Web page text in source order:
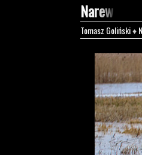
Narew
Tomasz Goliński♦